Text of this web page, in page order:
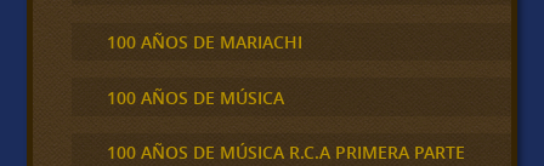
100 AÑOS DE MARIACHI
100 AÑOS DE MÚSICA
100 AÑOS DE MÚSICA R.C.A PRIMERA PARTE